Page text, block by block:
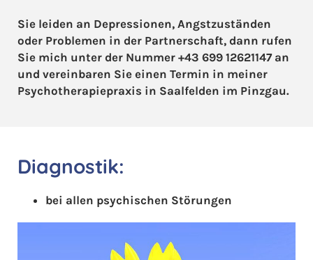
Sie leiden an Depressionen, Angstzuständen
oder Problemen in der Partnerschaft, dann rufen
Sie mich unter der Nummer +43 699 12621147an
und vereinbaren Sie einen Termin in meiner
Psychotherapiepraxis in Saalfelden im Pinzgau.
Diagnostik:
bei allen psychischen Störungen